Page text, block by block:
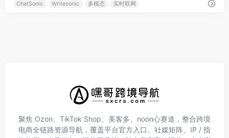
ChatSonic Writesonic 多模态 实时联网
聚焦 Ozon、TikTok Shop、美客多、noon心赛道，整合跨境
电商全链路资源导航，覆盖平台官方入口、社媒矩阵、IP / 指